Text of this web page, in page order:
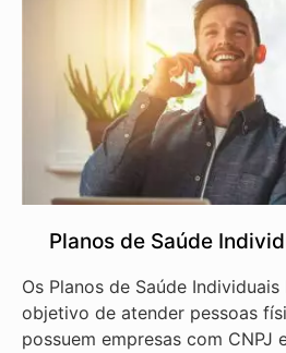
Planos de Saúde
Os Planos de Saúde
objetivo de atender pessoas
possuem empresas com CNPJ